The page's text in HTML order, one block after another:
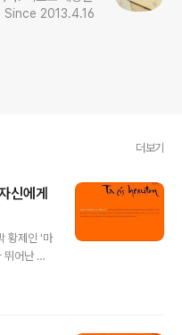
Since 2013.4.16
더보기
신에게
황제인 '마
뛰어난 군
상이 고